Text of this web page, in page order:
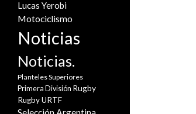
Lucas Yerobi
Motociclismo
Noticias
Noticias.
Planteles Superiores
Primera División Rugby
Rugby URTF